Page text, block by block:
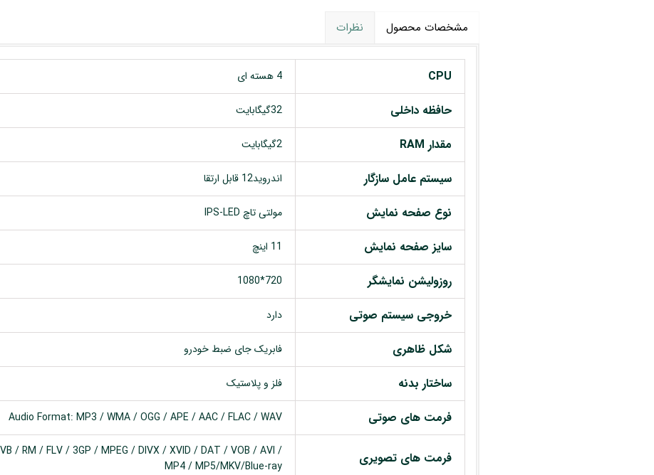
مشخصات محصول نظرات
CPU 4 هسته ای
حافظه داخلی 32گیگابایت
مقدار RAM 2گیگابایت
سیستم عامل سازگار اندروید12 قابل ارتقا
نوع صفحه نمایش مولتی تاچ IPS-LED
سایز صفحه نمایش 11 اینچ
روزولیشن نمایشگر 720*1080
خروجی سیستم صوتی دارد
شکل ظاهری فابریک جای ضبط خودرو
ساختار بدنه فلز و پلاستیک
فرمت های صوتی Audio Format: MP3 / WMA / OGG / APE / AAC / FLAC / WAV
فرمت های تصویری
/ RM / FLV / 3GP / MPEG / DIVX / XVID / DAT / VOB / AVI /
MP4 / MP5/MKV/Blue-ray